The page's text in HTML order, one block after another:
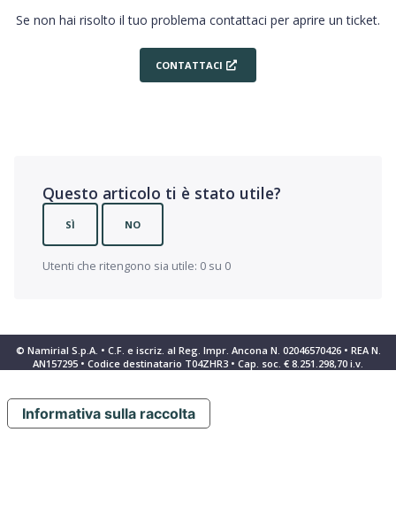
Se non hai risolto il tuo problema contattaci per aprire un ticket.
CONTATTACI
Questo articolo ti è stato utile?
SÌ NO
Utenti che ritengono sia utile: 0 su 0
© Namirial S.p.A. • C.F. e iscriz. al Reg. Impr. Ancona N. 02046570426 • REA N.
AN157295 • Codice destinatario T04ZHR3 • Cap. soc. € 8.251.298,70 i.v.
Informativa sulla raccolta